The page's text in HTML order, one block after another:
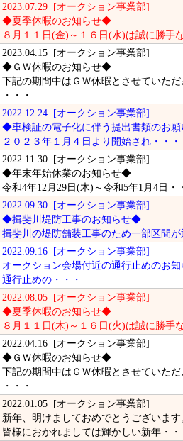
2023.07.29 [オークション事業部]
◆夏季休暇のお知らせ◆
８月１１日(金)～１６日(水)は誠に勝手
2023.04.15 [オークション事業部]
◆ＧＷ休暇のお知らせ◆
下記の期間中はＧＷ休暇とさせていただ
・・・
2022.12.24 [オークション事業部]
◆車検証の電子化に伴う提出書類のお
２０２３年１月４日より開始され・・・
2022.11.30 [オークション事業部]
◆年末年始休業のお知らせ◆
令和4年12月29日(木)～令和5年1月4日・
2022.09.30 [オークション事業部]
◆揖斐川堤防工事のお知らせ◆
揖斐川の堤防舗装工事のため一部区間が
2022.09.16 [オークション事業部]
オークション会場付近の通行止めのお知
通行止めの・・・
2022.08.05 [オークション事業部]
◆夏季休暇のお知らせ◆
８月１１日(木)～１６日(火)は誠に勝手
2022.04.16 [オークション事業部]
◆ＧＷ休暇のお知らせ◆
下記の期間中はＧＷ休暇とさせていただ
・・・
2022.01.05 [オークション事業部]
新年、明けましておめでとうございます
皆様におかれましては輝かしい新年・・